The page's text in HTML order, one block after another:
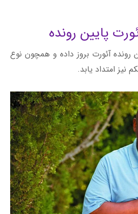
رونده آئورت بروز داده و همچون نوع
نیز امتداد یابد.